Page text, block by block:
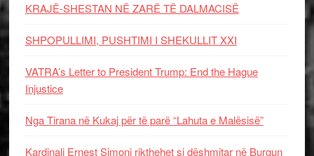
KRAJË-SHESTAN NË ZARË TË DALMACISË
SHPOPULLIMI, PUSHTIMI I SHEKULLIT XXI
VATRA’s Letter to President Trump: End the Hague
Injustice
Nga Tirana në Kukaj për të parë “Lahuta e Malësisë”
Kardinali Ernest Simoni rikthehet si dëshmitar në Burgun